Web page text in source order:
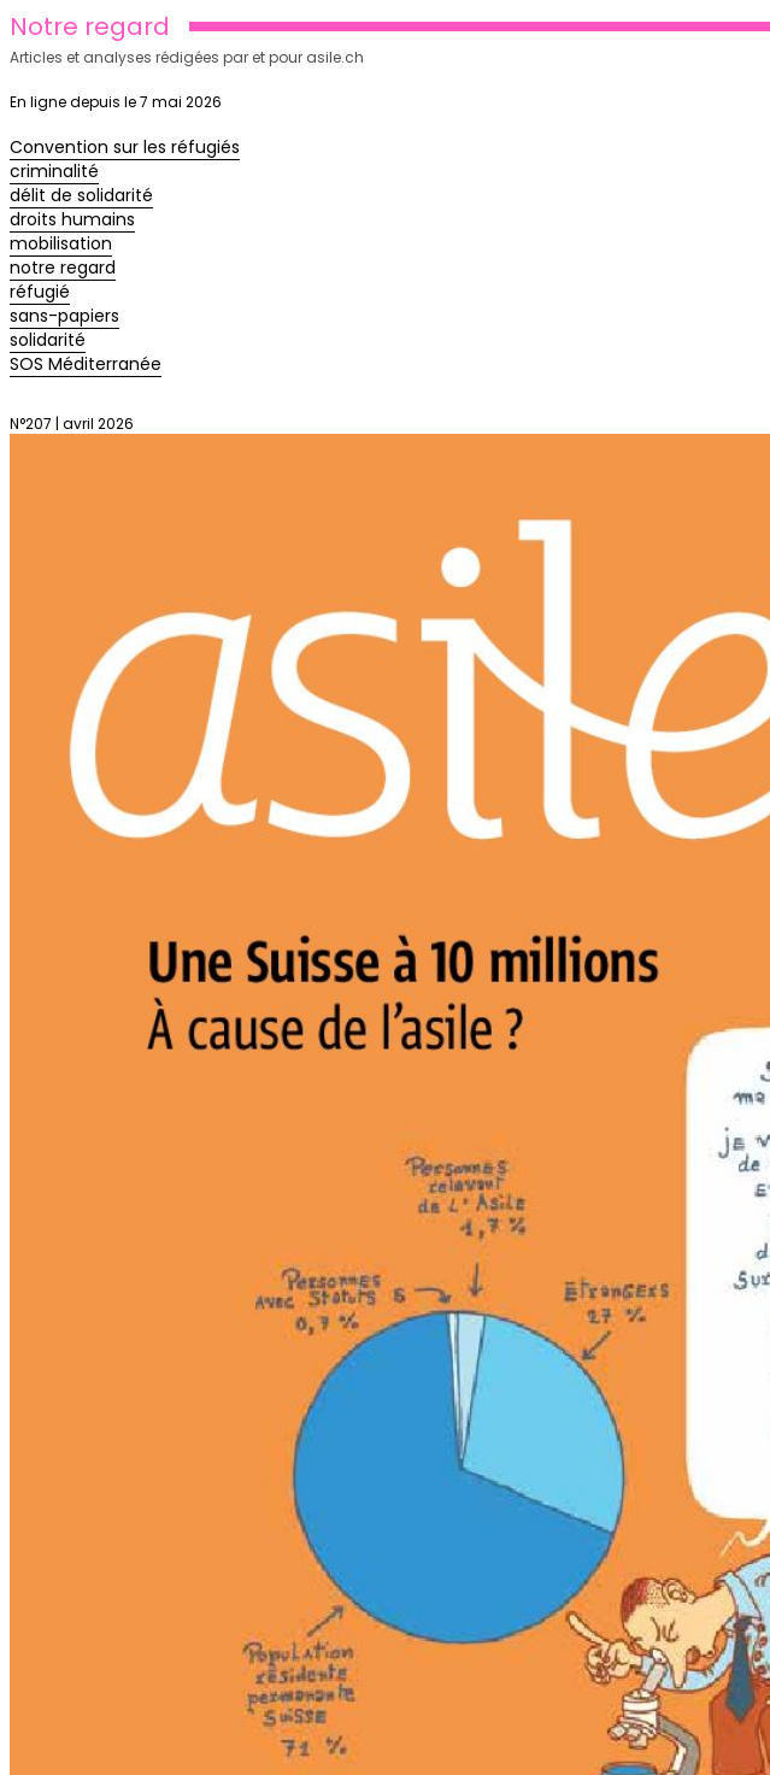
Notre regard
Articles et analyses rédigées par et pour asile.ch
En ligne depuis le 7 mai 2026
Convention sur les réfugiés
criminalité
délit de solidarité
droits humains
mobilisation
notre regard
réfugié
sans-papiers
solidarité
SOS Méditerranée
N°207 | avril 2026